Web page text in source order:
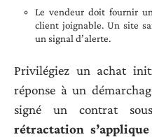
Le vendeur doit fournir
client joignable. Un site
un signal d’alerte.
Privilégiez un achat
réponse à un
signé un contrat
rétractation